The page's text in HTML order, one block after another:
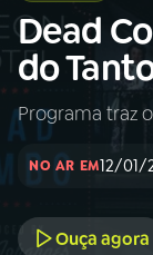
Buscar
na
Rádio
Nacional
01INÍCIO
Dead
do
Programa traz
NO AR EM12/01/
Ouça agora